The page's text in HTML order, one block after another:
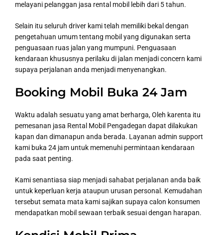
melayani pelanggan jasa rental mobil lebih dari 5 tahun.
Selain itu seluruh driver kami telah memiliki bekal dengan
pengetahuan umum tentang mobil yang digunakan serta
penguasaan ruas jalan yang mumpuni. Penguasaan
kendaraan khususnya perilaku di jalan menjadi concern kami
supaya perjalanan anda menjadi menyenangkan.
Booking Mobil Buka 24 Jam
Waktu adalah sesuatu yang amat berharga, Oleh karenta itu
pemesanan jasa Rental Mobil Pengadegan dapat dilakukan
kapan dan dimanapun anda berada. Layanan admin support
kami buka 24 jam untuk memenuhi permintaan kendaraan
pada saat penting.
Kami senantiasa siap menjadi sahabat perjalanan anda baik
untuk keperluan kerja ataupun urusan personal. Kemudahan
tersebut semata mata kami sajikan supaya calon konsumen
mendapatkan mobil sewaan terbaik sesuai dengan harapan.